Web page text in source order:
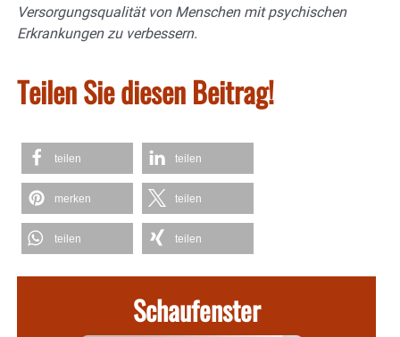
Versorgungsqualität von Menschen mit psychischen
Erkrankungen zu verbessern.
Teilen Sie diesen Beitrag!
teilen teilen
merken teilen
teilen teilen
Schaufenster